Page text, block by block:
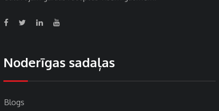
Noderīgas sadaļas
Blogs